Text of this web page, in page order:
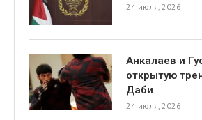
24 июля, 2026
Анкалаев и
открытую
Даби
24 июля, 2026